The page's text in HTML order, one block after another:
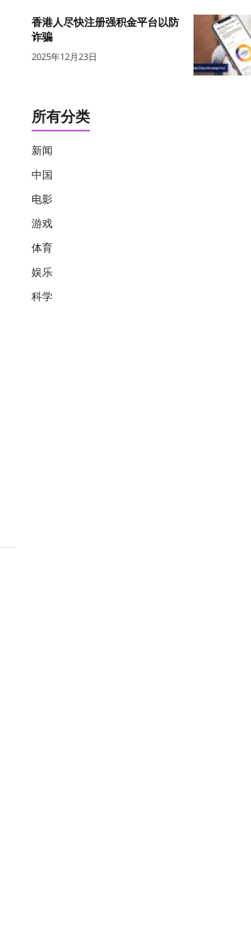
香港人尽快注册强积金平台以防
诈骗
2025年12月23日
所有分类
新闻
中国
电影
游戏
体育
娱乐
科学